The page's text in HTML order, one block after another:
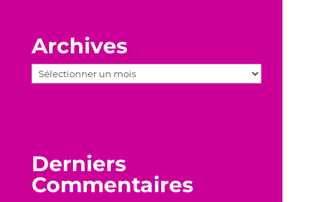
Archives
Archives
Derniers
Commentaires